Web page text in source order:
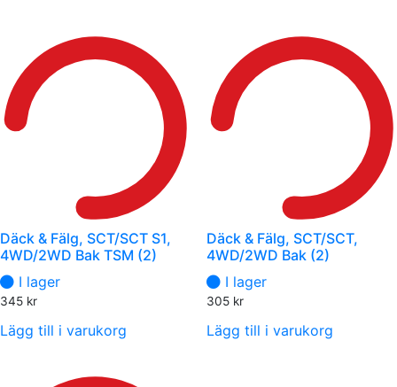
Däck & Fälg, SCT/SCT S1,
4WD/2WD Bak TSM (2)
I lager
345 kr
Lägg till i varukorg
Däck & Fälg, SCT/SCT,
4WD/2WD Bak (2)
I lager
305 kr
Lägg till i varukorg